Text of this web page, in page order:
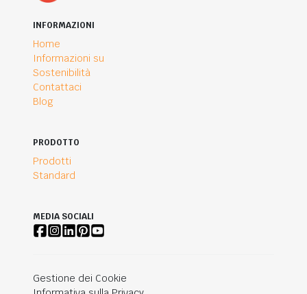
INFORMAZIONI
Home
Informazioni su
Sostenibilità
Contattaci
Blog
PRODOTTO
Prodotti
Standard
MEDIA SOCIALI
Gestione dei Cookie